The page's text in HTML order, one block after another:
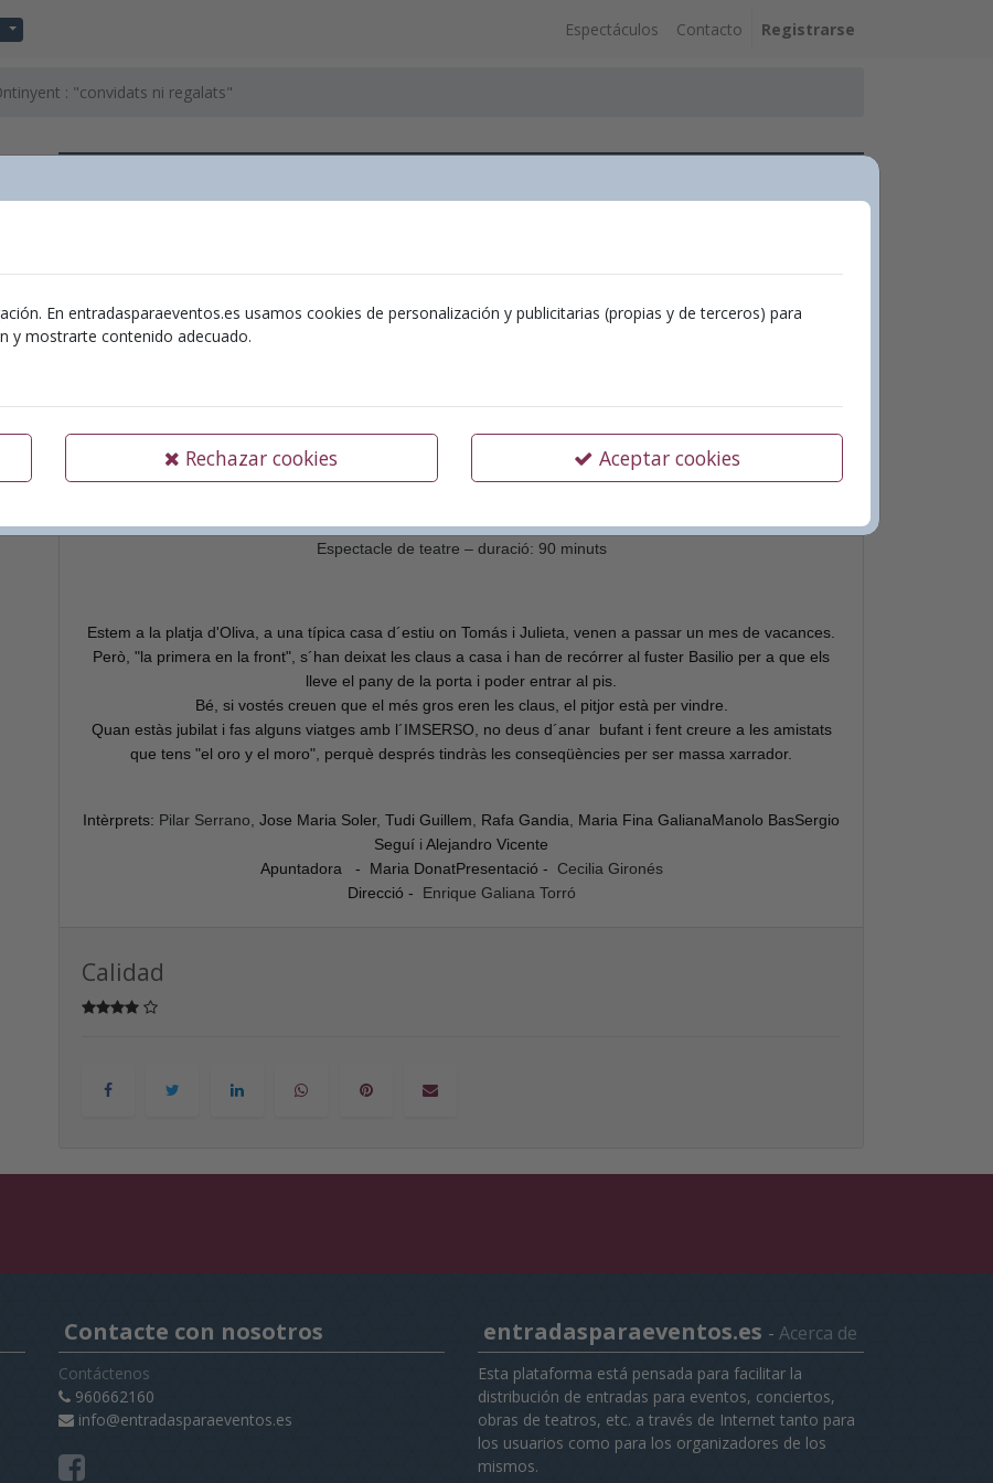
En entradasparaeventos.es usamos cookies de personalización y publicitarias (propias y de terceros) para
y mostrarte contenido adecuado.
Rechazar cookies Aceptar cookies
Espectáculos Contacto Registrarse
: "convidats ni regalats"
05-10-2024
Agrupació Artística d´Ontinyent : "convidats ni regalats"
Teatre Echegaray – dissabte 05 d´octubre – 19:00 h
Espectacle de teatre – duració: 90 minuts
Estem a la platja d'Oliva, a una típica casa d´estiu on Tomás i Julieta, venen a passar un mes de vacances.
Però, "la primera en la front", s´han deixat les claus a casa i han de recórrer al fuster Basilio per a que els
lleve el pany de la porta i poder entrar al pis.
Bé, si vostés creuen que el més gros eren les claus, el pitjor està per vindre.
Quan estàs jubilat i fas alguns viatges amb l´IMSERSO, no deus d´anar bufant i fent creure a les amistats
que tens "el oro y el moro", perquè després tindràs les conseqüències per ser massa xarrador.
Intèrprets: Pilar Serrano Jose Maria Soler, Tudi Guillem Rafa Gandia Maria Fina GalianaManolo BasSergio
Seguí i Alejandro Vicente
Apuntadora - Maria DonatPresentació - Cecilia Gironés
Direcció -
Enrique Galiana Torró
Calidad
Contacte con nosotros
Contáctenos
960662160
info@entradasparaeventos.es
entradasparaeventos.es - Acerca de
Esta plataforma está pensada para facilitar la
distribución de entradas para eventos, conciertos,
obras de teatros, etc. a través de Internet tanto para
los usuarios como para los organizadores de los
mismos.